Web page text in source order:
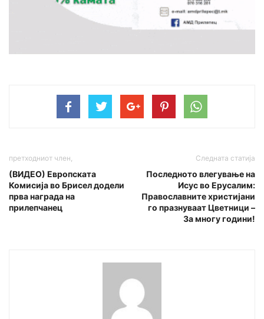
претходниот член,
(ВИДЕО) Европската
Комисија во Брисел додели
прва награда на
прилепчанец
Следната статија
Последното влегување на
Исус во Ерусалим:
Православните христијани
го празнуваат Цветници –
За многу години!